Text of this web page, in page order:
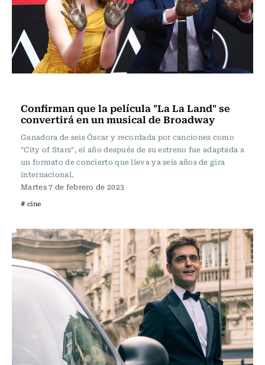
Confirman que la película "La La Land" se
convertirá en un musical de Broadway
Ganadora de seis Óscar y recordada por canciones como
"City of Stars", el año después de su estreno fue adaptada a
un formato de concierto que lleva ya seis años de gira
internacional.
Martes 7 de febrero de 2023
# cine